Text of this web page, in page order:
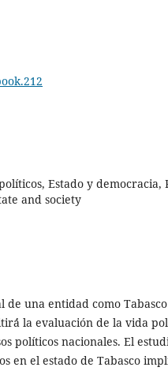
Estado y democracia,
and society
una entidad como
la evaluación de la vida
políticos nacionales. El
en el estado de Tabasco